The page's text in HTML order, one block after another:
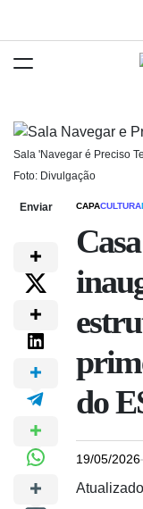
Sala 'Navegar é Preciso
Foto: Divulgação
Enviar CAPACULTURA
do
19/05/2026